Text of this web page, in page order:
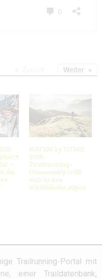
–
die
KAT100 by UTMB
2026 –
Trailrunning-
Community trifft
sich in den
Kitzbüheler Alpen
Weiter
Trailrunning-Portal mit
einer Traildatenbank,